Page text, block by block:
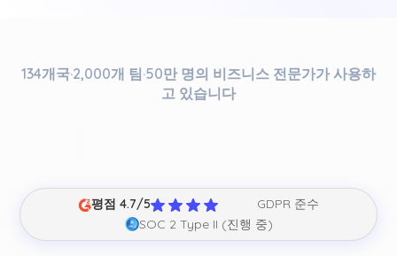
134개국·2,000개 팀·50만 명의 비즈니스 전문가가 사용하
고 있습니다
평점 4.7/5
GDPR 준수
SOC 2 Type II (진행 중)